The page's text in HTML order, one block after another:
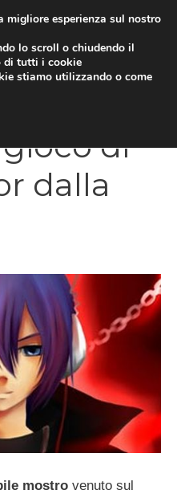
2,
di
dalla
mostro venuto sul
esperienza sul nostro
lo scroll o chiudendo il
di tutti i cookie
stiamo utilizzando o come